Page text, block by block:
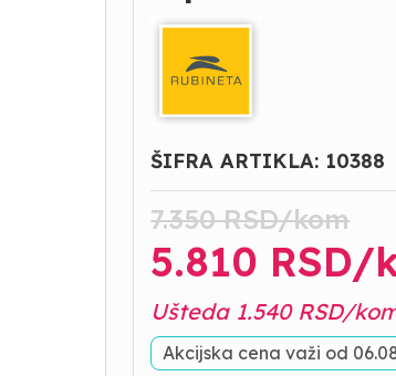
ŠIFRA ARTIKLA: 10388
7.350RSD/kom
5.810 RSD/
Ušteda 1.540RSD/
Akcijska cena važi od